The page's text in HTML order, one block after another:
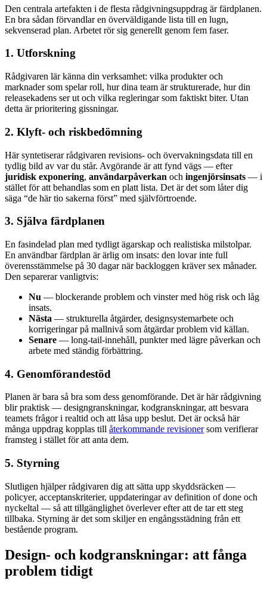
Den centrala artefakten i de flesta rådgivningsuppdrag är färdplanen.
En bra sådan förvandlar en överväldigande lista till en lugn,
sekvenserad plan. Arbetet rör sig generellt genom fem faser.
1. Utforskning
Rådgivaren lär känna din verksamhet: vilka produkter och
marknader som spelar roll, hur dina team är strukturerade, hur din
releasekadens ser ut och vilka regleringar som faktiskt biter. Utan
detta är prioritering gissningar.
2. Klyft- och riskbedömning
Här syntetiserar rådgivaren revisions- och övervakningsdata till en
tydlig bild av var du står. Avgörande är att fynd vägs — efter
juridisk exponering, användarpåverkan och ingenjörsinsats — i
stället för att behandlas som en platt lista. Det är det som låter dig
säga “de här tio sakerna först” med självförtroende.
3. Själva färdplanen
En fasindelad plan med tydligt ägarskap och realistiska milstolpar.
En användbar färdplan är ärlig om insats: den lovar inte full
överensstämmelse på 30 dagar när backloggen kräver sex månader.
Den separerar vanligtvis:
Nu — blockerande problem och vinster med hög risk och låg
insats.
Nästa — strukturella åtgärder, designsystemarbete och
korrigeringar på mallnivå som åtgärdar problem vid källan.
Senare — long-tail-innehåll, punkter med lägre påverkan och
arbete med ständig förbättring.
4. Genomförandestöd
Planen är bara så bra som dess genomförande. Det är här rådgivning
blir praktisk — designgranskningar, kodgranskningar, att besvara
teamets frågor i realtid och att låsa upp beslut. Det är också här
många uppdrag kopplas till återkommande revisionersom verifierar
framsteg i stället för att anta dem.
5. Styrning
Slutligen hjälper rådgivaren dig att sätta upp skyddsräcken —
policyer, acceptanskriterier, uppdateringar av definition of done och
nyckeltal — så att tillgänglighet överlever efter att de tar ett steg
tillbaka. Styrning är det som skiljer en engångsstädning från ett
bestående program.
Design- och kodgranskningar: att fånga
problem tidigt